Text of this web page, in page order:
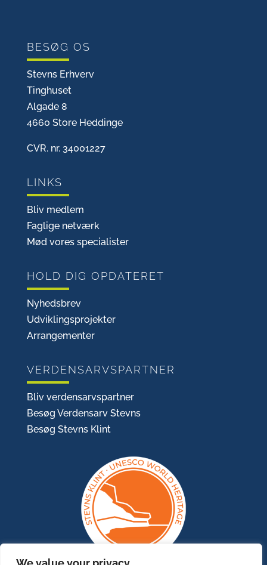
BESØG OS
Stevns Erhverv
Tinghuset
Algade 8
4660 Store Heddinge
CVR. nr. 34001227
LINKS
Bliv medlem
Faglige netværk
Mød vores specialister
HOLD DIG OPDATERET
Nyhedsbrev
Udviklingsprojekter
Arrangementer
VERDENSARVSPARTNER
Bliv verdensarvspartner
Besøg Verdensarv Stevns
Besøg Stevns Klint